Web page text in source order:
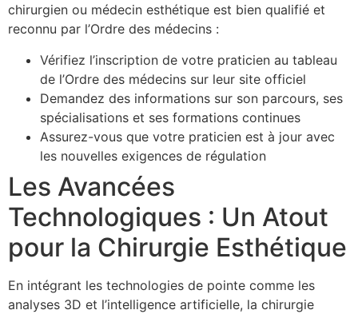
chirurgien ou médecin esthétique est bien qualifié et
reconnu par l’Ordre des médecins :
Vérifiez l’inscription de votre praticien au tableau
de l’Ordre des médecins sur leur site officiel
Demandez des informations sur son parcours, ses
spécialisations et ses formations continues
Assurez-vous que votre praticien est à jour avec
les nouvelles exigences de régulation
Les Avancées
Technologiques : Un Atout
pour la Chirurgie Esthétique
En intégrant les technologies de pointe comme les
analyses 3D et l’intelligence artificielle, la chirurgie